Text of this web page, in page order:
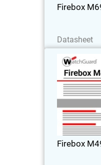
Firebox
Datasheet
Firebox
Ideal para
suporte